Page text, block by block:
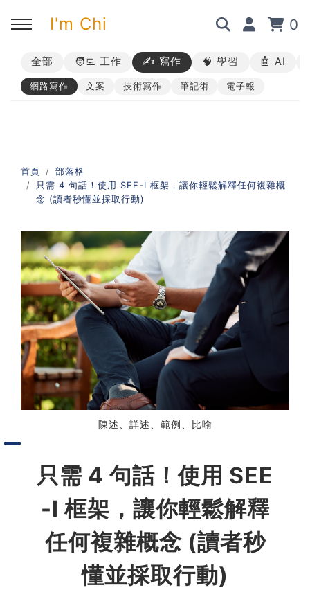
I'm Chi 0
回主選單
➡︎ 所有內容
回主選單
➡︎ 業配合作
回主選單
➡︎ 講座活動
回主選單
AI 職場應用｜ChatGPT 職場
應用入門
AI 職場應用｜ChatGPT 進階
使用思維
AI 職場應用｜上班族的 AI 學
習術
AI 職場應用｜NotebookLM
職場工作復盤術
職場思維與工作術｜時間管理
職場思維與工作術｜卡片盒筆
記法
職場思維與工作術｜圖解問題
分析與解決 x AI 視覺化實戰
全部 🧑‍💻 工作 ✍️ 寫作 🧠 學習 🤖 AI
網路寫作 文案 技術寫作 筆記術 電子報
首頁
部落格
只需 4 句話！使用 SEE-I 框架，讓你輕鬆解釋任何複雜概
念 (讀者秒懂並採取行動)
陳述、詳述、範例、比喻
只需 4 句話！使用 SEE
-I 框架，讓你輕鬆解釋
任何複雜概念 (讀者秒
懂並採取行動)